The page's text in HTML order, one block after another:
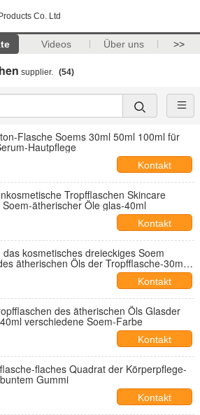
Co. Ltd
Videos Über uns >>
supplier. (54)
Flasche Soems 30ml 50ml 100ml für
Hautpflege
Kontakt
Tropfflaschen Skincare
ätherischer Öle glas-40ml
Kontakt
das kosmetisches dreieckiges Soem
ätherischen Öls der Tropfflasche-30ml
Kontakt
des ätherischen Öls Glasder
verschiedene Soem-Farbe
Kontakt
flaches Quadrat der Körperpflege-
Gummi
Kontakt